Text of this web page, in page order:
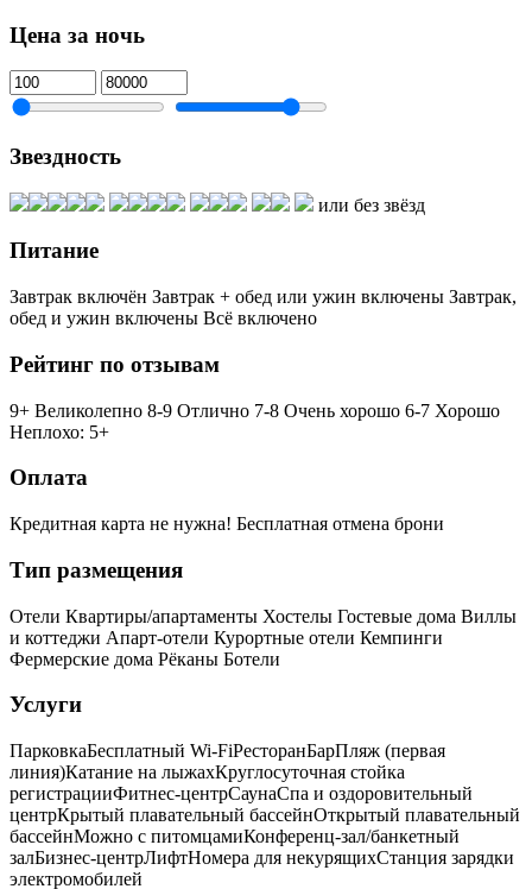
Цена за ночь
Звездность
или без звёзд
Питание
Завтрак включён Завтрак + обед или ужин включены Завтрак,
обед и ужин включены Всё включено
Рейтинг по отзывам
9+ Великолепно 8-9 Отлично 7-8 Очень хорошо 6-7 Хорошо
Неплохо: 5+
Оплата
Кредитная карта не нужна! Бесплатная отмена брони
Тип размещения
Отели Квартиры/апартаменты Хостелы Гостевые дома Виллы
и коттеджи Апарт-отели Курортные отели Кемпинги
Фермерские дома Рёканы Ботели
Услуги
ПарковкаБесплатный Wi-FiРесторанБарПляж (первая
линия)Катание на лыжахКруглосуточная стойка
регистрацииФитнес-центрСаунаСпа и оздоровительный
центрКрытый плавательный бассейнОткрытый плавательный
бассейнМожно с питомцамиКонференц-зал/банкетный
залБизнес-центрЛифтНомера для некурящихCтанция зарядки
электромобилей